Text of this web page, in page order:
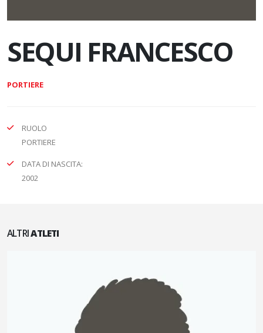
SEQUI FRANCESCO
PORTIERE
RUOLO
PORTIERE
DATA DI NASCITA:
2002
ALTRIATLETI